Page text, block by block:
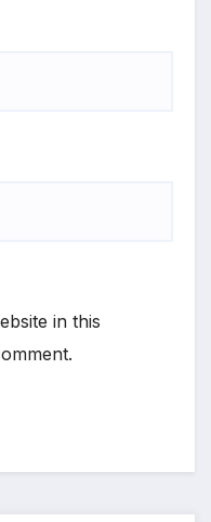
in this